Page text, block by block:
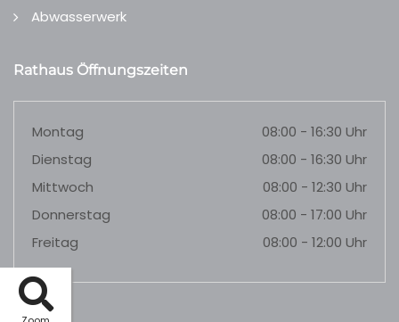
Abwasserwerk
Rathaus Öffnungszeiten
Montag
08:00 - 16:30 Uhr
Dienstag
08:00 - 16:30 Uhr
Mittwoch
08:00 - 12:30 Uhr
Donnerstag
08:00 - 17:00 Uhr
Freitag
08:00 - 12:00 Uhr